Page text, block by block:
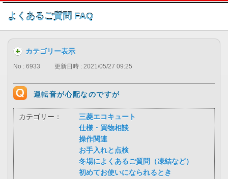
このページの本文へ
よくあるご質問 FAQ
カテゴリー表示
No : 6933 更新日時 : 2021/05/27 09:25
運転音が心配なのですが
カテゴリー：
三菱エコキュート
仕様・買物相談
操作関連
お手入れと点検
冬場によくあるご質問（凍結など）
初めてお使いになられるとき